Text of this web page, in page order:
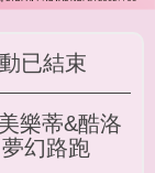
已結束
樂蒂&酷洛
幻路跑